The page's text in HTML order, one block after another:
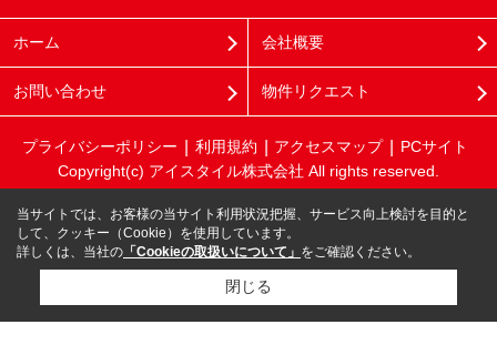
ホーム 会社概要
お問い合わせ 物件リクエスト
プライバシーポリシー 利用規約 アクセスマップ
PCサイト
Copyright(c) アイスタイル株式会社 All rights reserved.
当サイトでは、お客様の当サイト利用状況把握、サービス向上検討を目的と
して、クッキー（Cookie）を使用しています。
詳しくは、当社の 「Cookieの取扱いについて」 をご確認ください。
閉じる